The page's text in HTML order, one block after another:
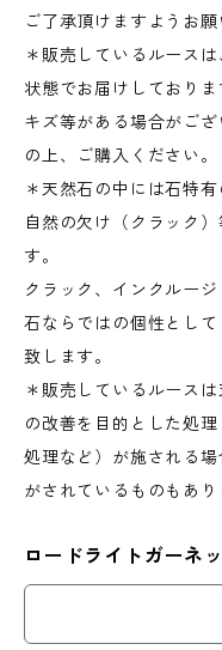
ご了承頂けますようお願
＊販売しているルース
状態でお届けしており
キズ等がある場合がご
の上、ご購入ください。
＊天然石の中には石特
自然の欠け（クラック
す。
クラック、インクルー
石ならではの個性とし
致します。
＊販売しているルース
の改善を目的とした処
処理など）が施される
がされているものもあり
ロードライトガーネ